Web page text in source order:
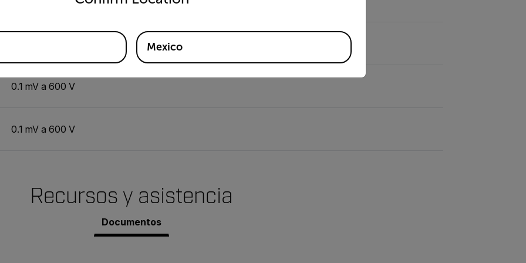
C
0.1 mV a 600 V
0.1 mV a 600 V
Recursos y asistencia
Documentos
Mexico